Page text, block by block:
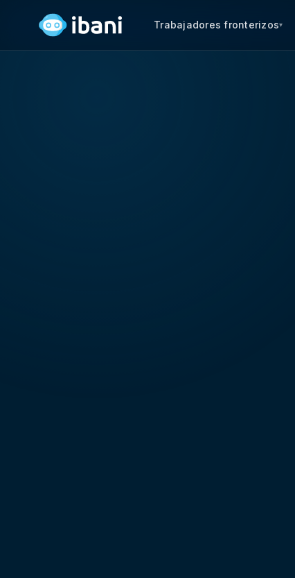
Trabajadores fronterizos▾